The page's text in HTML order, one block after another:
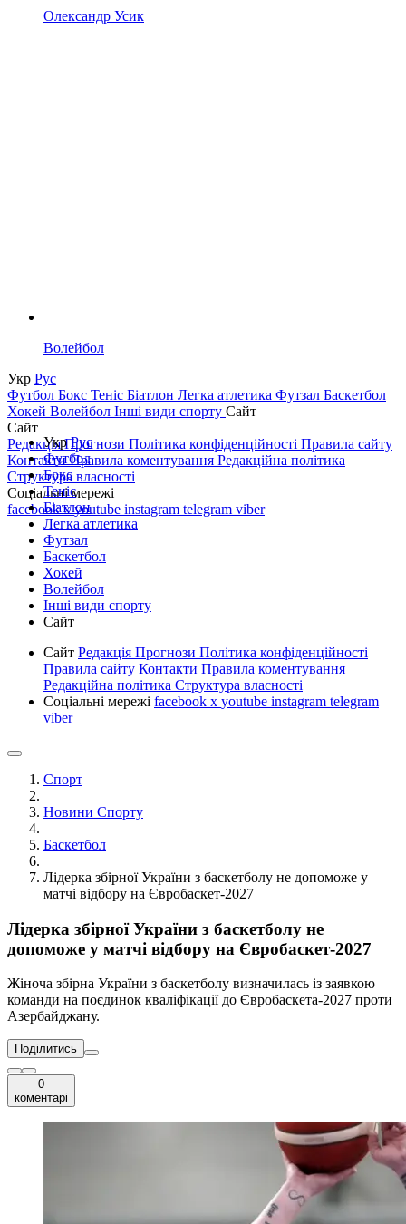
Олександр Усик
Волейбол
Укр Рус
Футбол Бокс Теніс Біатлон Легка атлетика Футзал Баскетбол
Хокей Волейбол Інші види спорту Сайт
Сайт
РедакціяПрогнози Політика конфіденційності Правила сайту
КонтактиПравила коментування Редакційна політика
Структура власності
Соціальні мережі
facebookxyoutube instagram telegram viber
УкрРус
Футбол
Бокс
Теніс
Біатлон
Легка атлетика
Футзал
Баскетбол
Хокей
Волейбол
Інші види спорту
Сайт
Сайт Редакція Прогнози Політика конфіденційності
Правила сайту Контакти Правила коментування
Редакційна політика Структура власності
Соціальні мережі facebook x youtube instagram telegram
viber
Спорт
Новини Спорту
Баскетбол
Лідерка збірної України з баскетболу не допоможе у
матчі відбору на Євробаскет-2027
Лідерка збірної України з баскетболу не
допоможе у матчі відбору на Євробаскет-2027
Жіноча збірна України з баскетболу визначилась із заявкою
команди на поєдинок кваліфікації до Євробаскета-2027 проти
Азербайджану.
Поділитись
0
коментарі